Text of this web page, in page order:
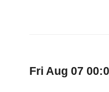
Fri Aug 07